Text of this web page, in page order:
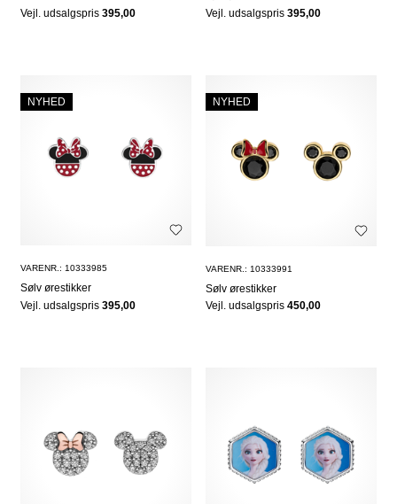
Vejl. udsalgspris 395,00
Vejl. udsalgspris395,00
NYHED
VARENR.: 10333985
Sølv ørestikker
Vejl. udsalgspris 395,00
NYHED
VARENR.: 10333991
Sølv ørestikker
Vejl. udsalgspris450,00